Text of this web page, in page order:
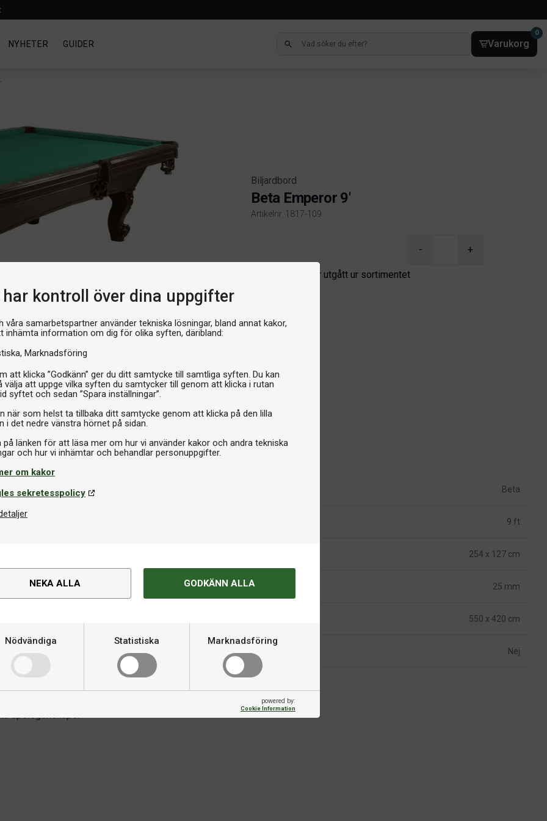
har kontroll över dina uppgifter
våra samarbetspartner använder tekniska lösningar, bland annat kakor,
inhämta information om dig för olika syften, däribland:
Marknadsföring
att klicka ”Godkänn” ger du ditt samtycke till samtliga syften. Du kan
välja att uppge vilka syften du samtycker till genom att klicka i rutan
syftet och sedan ”Spara inställningar”.
när som helst ta tillbaka ditt samtycke genom att klicka på den lilla
i det nedre vänstra hörnet på sidan.
på länken för att läsa mer om hur vi använder kakor och andra tekniska
om kakor
sekretesspolicy
NEKA ALLA GODKÄNN ALLA
Nödvändiga Statistiska Marknadsföring
powered by:
Cookie Information
NYHETER GUIDER Varukorg
0
Biljardbord
Beta Emperor 9'
Artikelnr. 1817-109
- +
Produkten har utgått ur sortimentet
kombination av elegans
Bordet är tillverkat i
och en klassisk grön
utmärkta spelegenskaper.
% gummi säkerställer en
bästa valen på marknaden. Vi
som värdesätter kvalitet och
spelegenskaper
Om produkten
Beta
9 ft
254 x 127 cm
Spelskivans tjocklek 25 mm
550 x 420 cm
Tillbehör inkluderat Nej